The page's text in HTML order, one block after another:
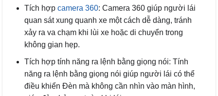
Tích hợp camera 360: Camera 360 giúp người lái
quan sát xung quanh xe một cách dễ dàng, tránh
xảy ra va chạm khi lùi xe hoặc di chuyển trong
không gian hẹp.
Tích hợp tính năng ra lệnh bằng giọng nói: Tính
năng ra lệnh bằng giọng nói giúp người lái có thể
điều khiển Đèn mà không cần nhìn vào màn hình,